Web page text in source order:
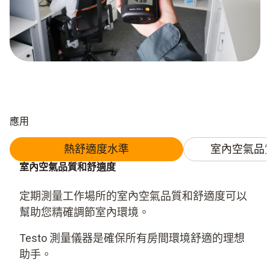
應用
熱舒適度水準 室內空氣品
室內空氣品質和舒適度
定期測量工作場所的室內空氣品質和舒適度可以
幫助您精確調節室內環境。
Testo 測量儀器是確保所有房間環境舒適的理想
助手。